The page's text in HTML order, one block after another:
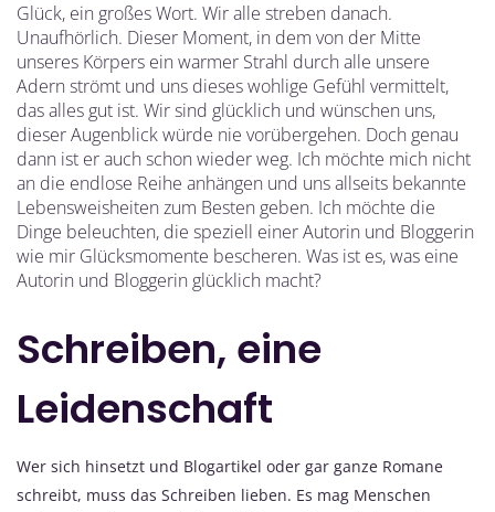
Glück, ein großes Wort. Wir alle streben danach.
Unaufhörlich. Dieser Moment, in dem von der Mitte
unseres Körpers ein warmer Strahl durch alle unsere
Adern strömt und uns dieses wohlige Gefühl vermittelt,
das alles gut ist. Wir sind glücklich und wünschen uns,
dieser Augenblick würde nie vorübergehen. Doch genau
dann ist er auch schon wieder weg. Ich möchte mich nicht
an die endlose Reihe anhängen und uns allseits bekannte
Lebensweisheiten zum Besten geben. Ich möchte die
Dinge beleuchten, die speziell einer Autorin und Bloggerin
wie mir Glücksmomente bescheren. Was ist es, was eine
Autorin und Bloggerin glücklich macht?
Schreiben, eine
Leidenschaft
Wer sich hinsetzt und Blogartikel oder gar ganze Romane
schreibt, muss das Schreiben lieben. Es mag Menschen